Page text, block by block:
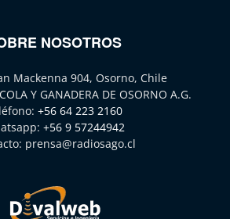
NOSOTROS
Mackenna 904, Osorno, Chile
Y GANADERA DE OSORNO A.G.
+56 64 223 2160
+56 9 57244942
prensa@radiosago.cl